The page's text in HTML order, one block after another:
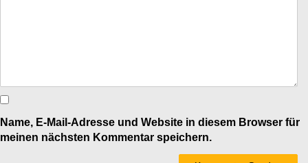
Name, E-Mail-Adresse und Website in diesem Browser für
meinen nächsten Kommentar speichern.